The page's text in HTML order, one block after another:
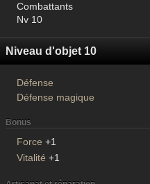
Combattants
Nv 10
Niveau d'objet 10
Défense
Défense magique
Bonus
Force +1
Vitalité +1